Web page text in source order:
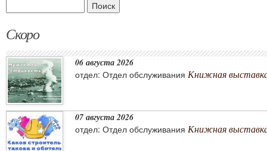
Скоро
06 августа 2026
отдел: Отдел обслуживания Книжная
07 августа 2026
отдел: Отдел обслуживания Книжная